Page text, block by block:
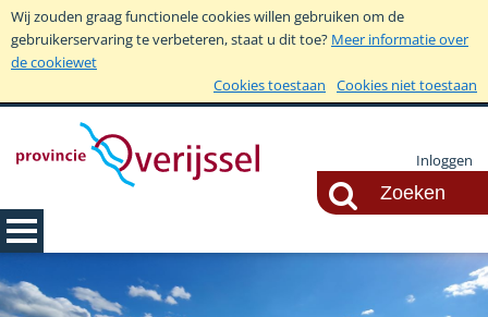
Wij zouden graag functionele cookies willen gebruiken om de
gebruikerservaring te verbeteren, staat u dit toe? Meer informatie over
de cookiewet
Cookies toestaan
Cookies niet toestaan
Inloggen